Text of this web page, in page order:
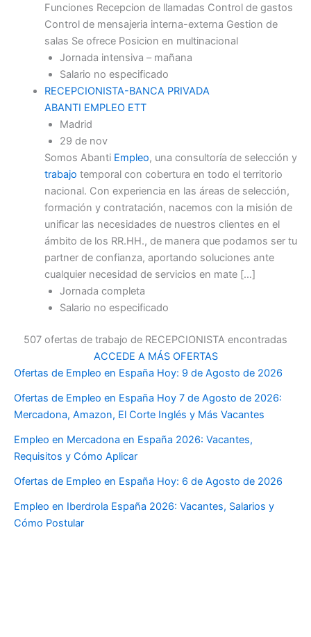
Funciones Recepcion de llamadas Control de gastos
Control de mensajeria interna-externa Gestion de
salas Se ofrece Posicion en multinacional
Jornada intensiva – mañana
Salario no especificado
RECEPCIONISTA-BANCA PRIVADA
ABANTI EMPLEO ETT
Madrid
29 de nov
Somos Abanti Empleo, una consultoría de selección y
trabajo temporal con cobertura en todo el territorio
nacional. Con experiencia en las áreas de selección,
formación y contratación, nacemos con la misión de
unificar las necesidades de nuestros clientes en el
ámbito de los RR.HH., de manera que podamos ser tu
partner de confianza, aportando soluciones ante
cualquier necesidad de servicios en mate […]
Jornada completa
Salario no especificado
507 ofertas de trabajo de RECEPCIONISTA encontradas
ACCEDE A MÁS OFERTAS
Ofertas de Empleo en España Hoy: 9 de Agosto de 2026
Ofertas de Empleo en España Hoy 7 de Agosto de 2026:
Mercadona, Amazon, El Corte Inglés y Más Vacantes
Empleo en Mercadona en España 2026: Vacantes,
Requisitos y Cómo Aplicar
Ofertas de Empleo en España Hoy: 6 de Agosto de 2026
Empleo en Iberdrola España 2026: Vacantes, Salarios y
Cómo Postular